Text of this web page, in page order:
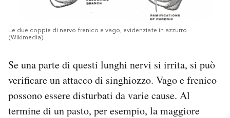
Le due coppie di nervo frenico e vago, evidenziate in azzurro
(Wikimedia)
Se una parte di questi lunghi nervi si irrita, si può
verificare un attacco di singhiozzo. Vago e frenico
possono essere disturbati da varie cause. Al
termine di un pasto, per esempio, la maggiore